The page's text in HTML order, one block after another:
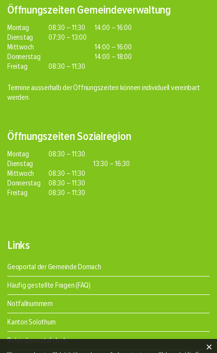
Öffnungszeiten Gemeindeverwaltung
Montag 08:30 – 11:30
14:00 – 16:00
Dienstag
07:30 – 13:00
Mittwoch
14:00 – 16:00
Donnerstag
14:00 – 18:00
Freitag
08:30 – 11:30
Termine ausserhalb der Öffnungszeiten können individuell vereinbart
werden.
Öffnungszeiten Sozialregion
Montag
08:30 – 11:30
Dienstag
13:30 – 16:30
Mittwoch
08:30 – 11:30
Donnerstag
08:30 – 11:30
Freitag
08:30 – 11:30
Links
Geoportal der Gemeinde Dornach
Häufig gestellte Fragen (FAQ)
Notfallnummern
Kanton Solothurn
Behördenportal ch.ch
×